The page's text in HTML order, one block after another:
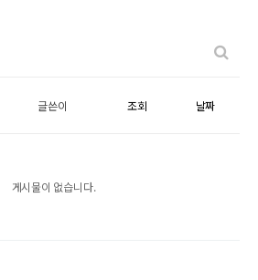
글쓴이 조회 날짜
게시물이 없습니다.